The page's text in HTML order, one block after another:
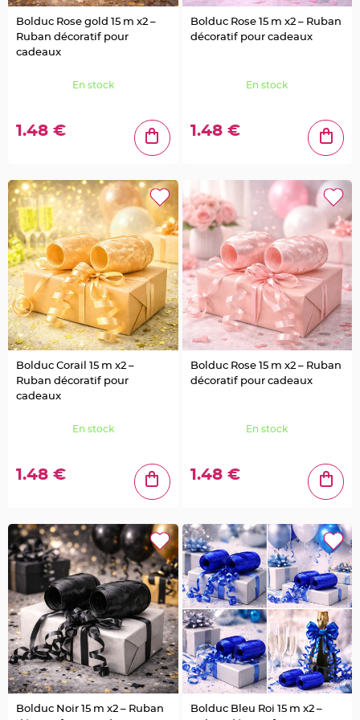
l
e
t
t
s
é
c
o
P
l
u
m
e
M
a
r
i
a
g
e
F
l
u
r
d
v
r
i
a
g
e
a
r
p
l
a
c
e
e
t
p
Bolduc Rose gold 15 m x2 –
Ruban décoratif pour
cadeaux
En stock
1.48 €
Bolduc Rose 15 m x2 – Ruban
décoratif pour cadeaux
En stock
1.48 €
Bolduc Corail 15 m x2 –
Ruban décoratif pour
cadeaux
En stock
1.48 €
Bolduc Rose 15 m x2 – Ruban
décoratif pour cadeaux
En stock
1.48 €
Bolduc Noir 15 m x2 – Ruban
Bolduc Bleu Roi 15 m x2 –